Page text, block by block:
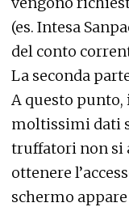
(es. Intesa
del conto
La seconda
A questo
moltissimi dati
truffatori non si
ottenere
schermo